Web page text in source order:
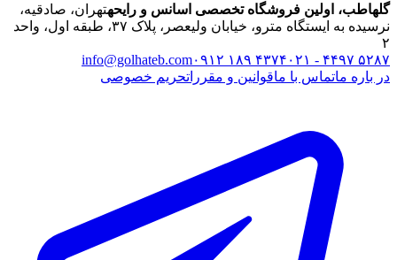
گلهاطب، اولین فروشگاه تخصصی اسانس و رایحهتهران، صادقیه،
نرسیده به ایستگاه مترو، خیابان ولیعصر، پلاک ۳۷، طبقه اول، واحد
۲
۰۲۱ - ۴۴۹۷ ۵۲۸۷ ۰۹۱۲ ۱۸۹ ۴۳۷۴info@golhateb.com
در باره ماتماس با ماقوانین و مقرراتحریم خصوصی